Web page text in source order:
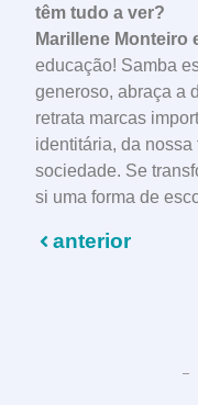
têm tudo a ver?
Marillene Monteiro
educação! Samba
generoso, abraça a
retrata marcas
identitária, da
sociedade. Se
si uma forma de
anterior